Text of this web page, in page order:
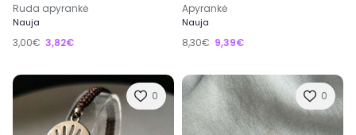
Ruda apyrankė
Nauja
3,00€ 3,82€
Apyrankė
Nauja
8,30€ 9,39€
0 0